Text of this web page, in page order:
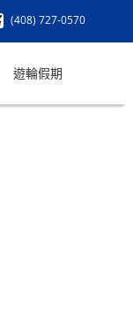
(408) 727-0570
遊輪假期